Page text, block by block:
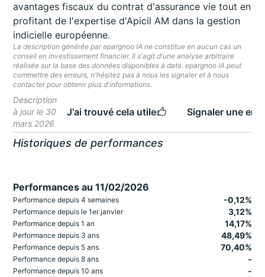
avantages fiscaux du contrat d'assurance vie tout en
profitant de l'expertise d'Apicil AM dans la gestion
indicielle européenne.
La description générée par epargnoo IA ne constitue en aucun cas un
conseil en investissement financier. Il s'agit d'une analyse arbitraire
réalisée sur la base des données disponibles à date. epargnoo IA peut
commettre des erreurs, n'hésitez pas à nous les signaler et à nous
contacter pour obtenir plus d'informations.
Description
à jour le 30
mars 2026
J'ai trouvé cela utile Signaler une
Historiques de performances
Performances au 11/02/2026
Performance depuis 4 semaines -0,12%
Performance depuis le 1er janvier 3,12%
Performance depuis 1 an 14,17%
Performance depuis 3 ans 48,49%
Performance depuis 5 ans 70,40%
Performance depuis 8 ans -
Performance depuis 10 ans -